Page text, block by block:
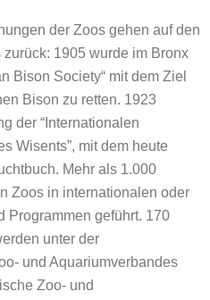
der Zoos gehen auf den
1905 wurde im Bronx
Bison Society“ mit dem Ziel
Bison zu retten. 1923
der “Internationalen
Wisents”, mit dem heute
Mehr als 1.000
Zoos in internationalen oder
Programmen geführt. 170
unter der
und Aquariumverbandes
Zoo- und